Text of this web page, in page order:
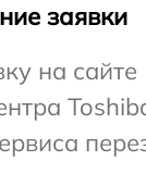
заявки
на сайте